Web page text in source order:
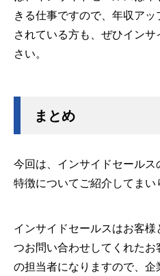
きる仕事ですので、年収ア
されている方も、ぜひイン
さい。
まとめ
今回は、インサイドセール
特徴についてご紹介してまい
インサイドセールスはお客
つお問い合わせしてくれた
の担当者になりますので、